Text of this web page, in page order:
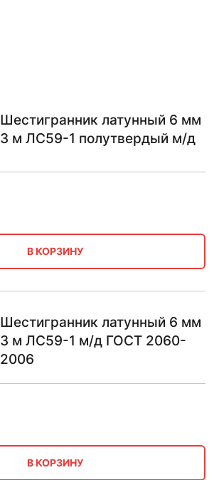
Шестигранник латунный 6 мм
3 м ЛС59-1 полутвердый м/д
В КОРЗИНУ
Шестигранник латунный 6 мм
3 м ЛС59-1 м/д ГОСТ 2060-
2006
В КОРЗИНУ